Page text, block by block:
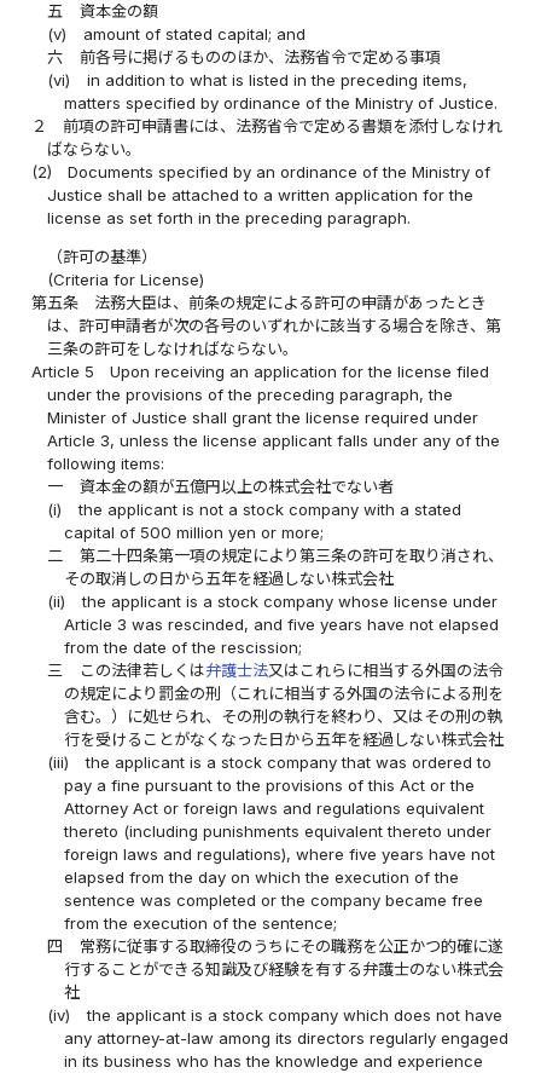
五
資本金の額
(v)
amount of stated capital; and
六
前各号に掲げるもののほか、法務省令で定める事項
(vi)
in addition to what is listed in the preceding items,
matters specified by ordinance of the Ministry of Justice.
２
前項の許可申請書には、法務省令で定める書類を添付しなけれ
ばならない。
(2)
Documents specified by an ordinance of the Ministry of
Justice shall be attached to a written application for the
license as set forth in the preceding paragraph.
（許可の基準）
(Criteria for License)
第五条
法務大臣は、前条の規定による許可の申請があったとき
は、許可申請者が次の各号のいずれかに該当する場合を除き、第
三条の許可をしなければならない。
Article 5
Upon receiving an application for the license filed
under the provisions of the preceding paragraph, the
Minister of Justice shall grant the license required under
Article 3, unless the license applicant falls under any of the
following items:
一
資本金の額が五億円以上の株式会社でない者
(i)
the applicant is not a stock company with a stated
capital of 500 million yen or more;
二
第二十四条第一項の規定により第三条の許可を取り消され、
その取消しの日から五年を経過しない株式会社
(ii)
the applicant is a stock company whose license under
Article 3 was rescinded, and five years have not elapsed
from the date of the rescission;
三
この法律若しくは弁護士法又はこれらに相当する外国の法令
の規定により罰金の刑（これに相当する外国の法令による刑を
含む。）に処せられ、その刑の執行を終わり、又はその刑の執
行を受けることがなくなった日から五年を経過しない株式会社
(iii)
the applicant is a stock company that was ordered to
pay a fine pursuant to the provisions of this Act or the
Attorney Act or foreign laws and regulations equivalent
thereto (including punishments equivalent thereto under
foreign laws and regulations), where five years have not
elapsed from the day on which the execution of the
sentence was completed or the company became free
from the execution of the sentence;
四
常務に従事する取締役のうちにその職務を公正かつ的確に遂
行することができる知識及び経験を有する弁護士のない株式会
社
(iv)
the applicant is a stock company which does not have
any attorney-at-law among its directors regularly engaged
in its business who has the knowledge and experience